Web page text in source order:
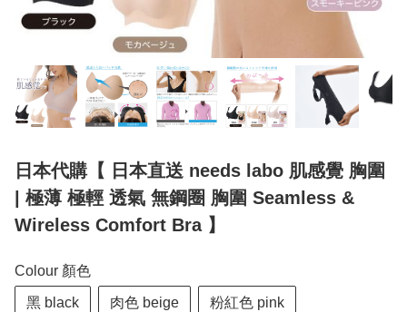
日本代購【 日本直送 needs labo 肌感覺 胸圍
| 極薄 極輕 透氣 無鋼圈 胸圍 Seamless &
Wireless Comfort Bra 】
Colour 顏色
黑 black 肉色 beige 粉紅色 pink